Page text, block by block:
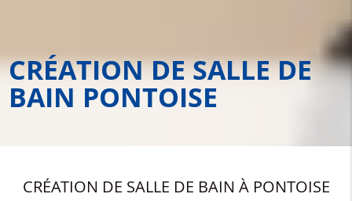
CRÉATION DE SALLE DE
BAIN PONTOISE
CRÉATION DE SALLE DE BAIN À PONTOISE